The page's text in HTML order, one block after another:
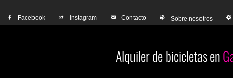
Facebook Instagram Contacto Sobre nosotros
Alquiler de bicicletas enGandiaBike